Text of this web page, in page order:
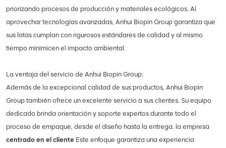
priorizando procesos de producción y materiales ecológicos. Al
aprovechar tecnologías avanzadas, Anhui Biopin Group garantiza que
sus latas cumplan con rigurosos estándares de calidad y al mismo
tiempo minimicen el impacto ambiental.
La ventaja del servicio de Anhui Biopin Group:
Además de la excepcional calidad de sus productos, Anhui Biopin
Group también ofrece un excelente servicio a sus clientes. Su equipo
dedicado brinda orientación y soporte expertos durante todo el
proceso de empaque, desde el diseño hasta la entrega. la empresa
centrado en el cliente Este enfoque garantiza una experiencia